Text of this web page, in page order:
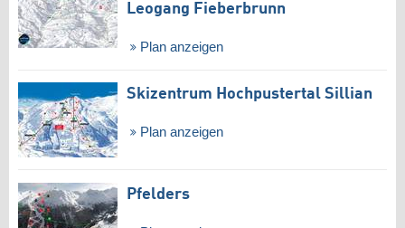
Leogang Fieberbrunn
Plan anzeigen
Skizentrum Hochpustertal Sillian
Plan anzeigen
Pfelders